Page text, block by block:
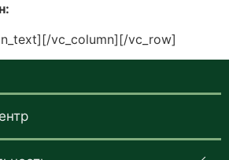
vc_column][/vc_row]